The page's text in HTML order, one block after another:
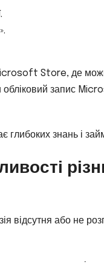
Store, де
запис
глибоких знань і
відсутня або не